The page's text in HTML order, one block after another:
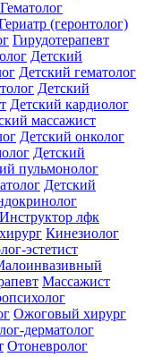
Гематолог
(геронтолог)
Гирудотерапевт
Детский
Детский гематолог
Детский
Детский кардиолог
массажист
Детский онколог
Детский
пульмонолог
Детский
Инструктор лфк
Кинезиолог
эстетист
Массажист
Ожоговый хирург
дерматолог
Отоневролог